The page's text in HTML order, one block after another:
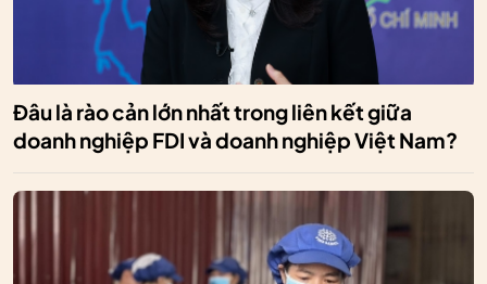
Đâu là rào cản lớn nhất trong liên kết giữa
doanh nghiệp FDI và doanh nghiệp Việt Nam?